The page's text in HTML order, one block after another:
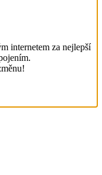
internetem za nejlepší